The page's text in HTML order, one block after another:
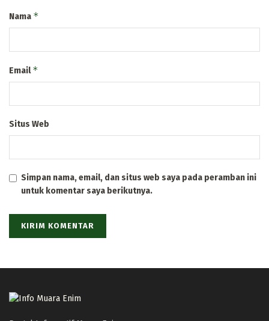
Nama *
Email*
Situs Web
Simpan nama, email, dan situs web saya pada peramban ini
untuk komentar saya berikutnya.